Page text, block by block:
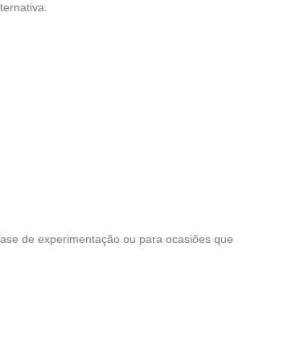
de experimentação ou para ocasiões que